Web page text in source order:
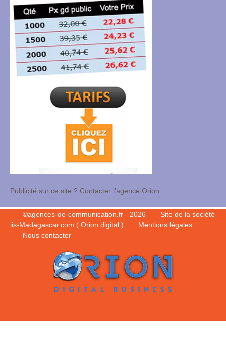
Publicité sur ce site ? Contacter l'agence Orion
©agences-de-communication.fr - 2026
Site de la société
iis-Madagascar.com ( Orion digital )
Mentions légales
Nous contacter